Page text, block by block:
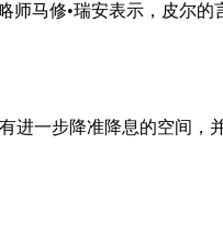
师马修•瑞安表示，皮尔的
进一步降准降息的空间，